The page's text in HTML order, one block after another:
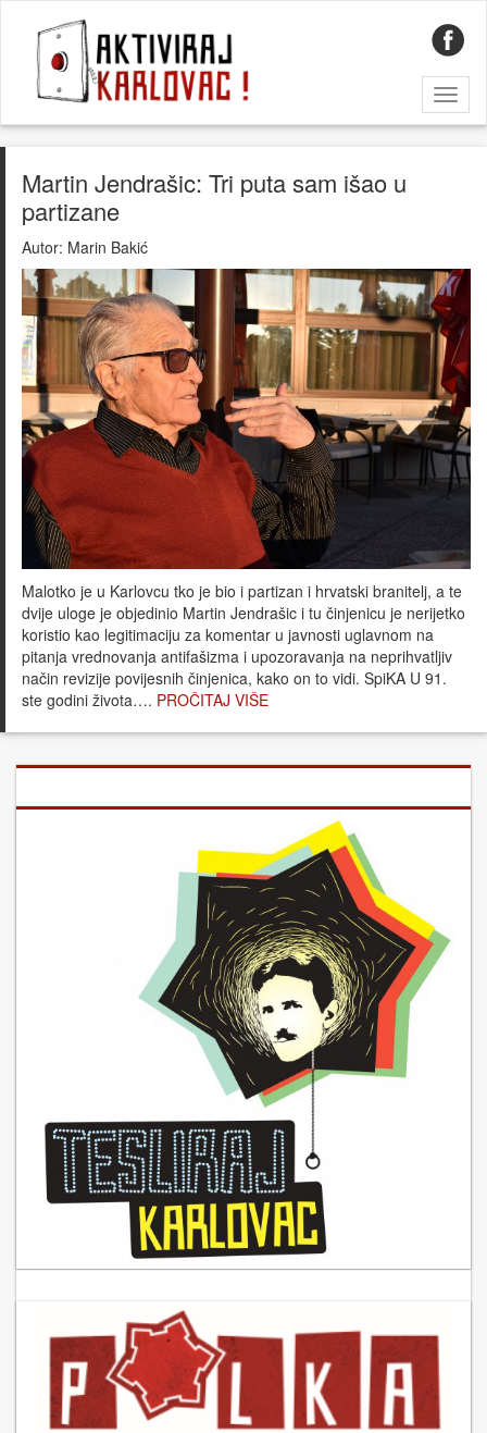
Martin Jendrašic: Tri puta sam išao u
partizane
Autor: Marin Bakić
Malotko je u Karlovcu tko je bio i partizan i hrvatski branitelj, a te
dvije uloge je objedinio Martin Jendrašic i tu činjenicu je nerijetko
koristio kao legitimaciju za komentar u javnosti uglavnom na
pitanja vrednovanja antifašizma i upozoravanja na neprihvatljiv
način revizije povijesnih činjenica, kako on to vidi. SpiKA U 91.
ste godini života…. PROČITAJ VIŠE